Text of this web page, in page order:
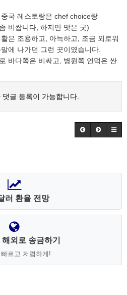
국 레스토랑은 chef choice랑
비쌉니다, 하지만 맛은 굿)
은 조용하고, 아늑하고, 조금 외로워
에 나가던 그런 곳이였습니다.
바다쪽은 비싸고, 병원쪽 언덕은 싼
글 등록이 가능합니다.
러 환율 전망
외로 송금하기
르고 저렴하게!